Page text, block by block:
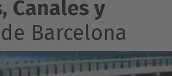
Canales y
de Barcelona